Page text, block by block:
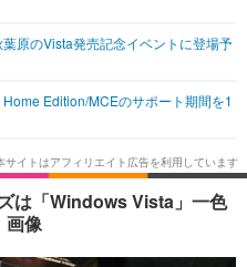
その他
韓国・芸能
スポーツ
グルメ
ショッピング
原のVista発売記念イベントに登場予
Edition/MCEのサポート期間を1
は「Windows Vista」一色
画像